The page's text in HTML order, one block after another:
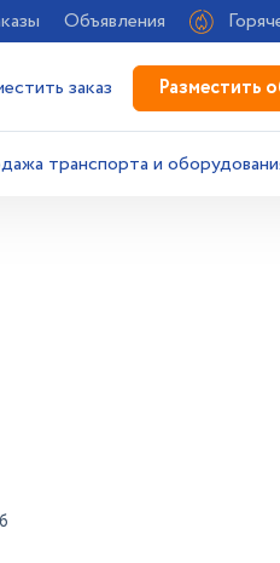
Объявления
заказ Разместить
транспорта и